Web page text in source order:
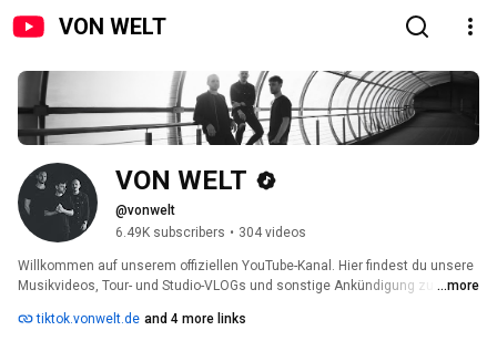
VON WELT
VON WELT
@vonwelt
6.49K subscribers • 304 videos
Willkommen auf unserem offiziellen YouTube-Kanal. Hier findest du unsere
Musikvideos, Tour- und Studio-VLOGs und sonstige Ankündigung zu neuen
...more
tiktok.vonwelt.de and 4 more links